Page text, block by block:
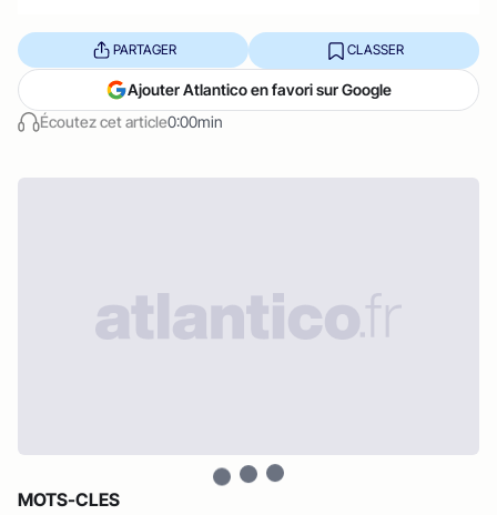
Écoutez cet article0:00min
PARTAGER CLASSER
Ajouter Atlantico en favori sur Google
MOTS-CLES